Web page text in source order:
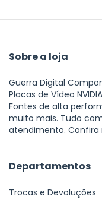
Sobre a loja
Guerra Digital
Placas de Vídeo
Fontes de alta
muito mais. Tudo
atendimento. Confira
Departamentos
Trocas e Devoluções